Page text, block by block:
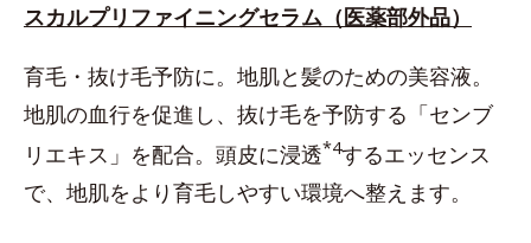
スカルプリファイニングセラム（医薬部外品）
育毛・抜け毛予防に。地肌と髪のための美容液。
地肌の血行を促進し、抜け毛を予防する「センブ
リエキス」を配合。頭皮に浸透*4するエッセンス
で、地肌をより育毛しやすい環境へ整えます。